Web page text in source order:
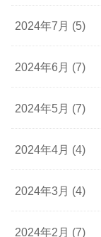
2024年7月 (5)
2024年6月 (7)
2024年5月 (7)
2024年4月 (4)
2024年3月 (4)
2024年2月 (7)